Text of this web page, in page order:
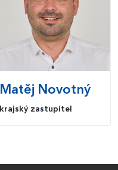
Matěj Novotný
krajský zastupitel